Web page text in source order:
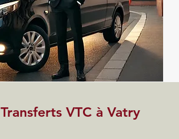
Transferts VTC à Vatry